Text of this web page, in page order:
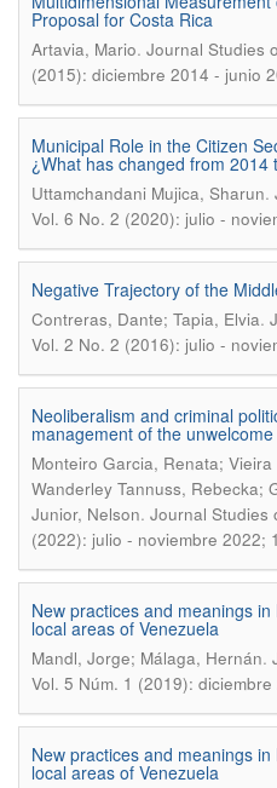
Proposal for Costa Rica
Artavia, Mario. Journal Studies
(2015): diciembre 2014 - junio
Municipal Role in the Citizen
¿What has changed from 2014
Uttamchandani Mujica, Sharun.
Vol. 6 No. 2 (2020): julio -
Negative Trajectory of the
Contreras, Dante; Tapia, Elvia.
Vol. 2 No. 2 (2016): julio -
Neoliberalism and criminal
management of the
Monteiro Garcia, Renata;
Wanderley Tannuss, Rebecka;
Junior, Nelson. Journal Studies
(2022): julio - noviembre 2022;
New practices and meanings
local areas of Venezuela
Mandl, Jorge; Málaga, Hernán.
Vol. 5 Núm. 1 (2019):
New practices and meanings
local areas of Venezuela